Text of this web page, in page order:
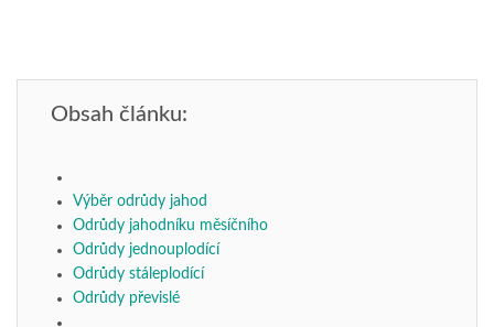
Obsah článku:
Výběr odrůdy jahod
Odrůdy jahodníku měsíčního
Odrůdy jednouplodící
Odrůdy stáleplodící
Odrůdy převislé